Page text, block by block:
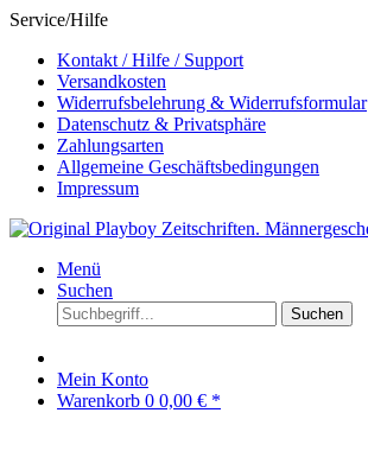
Service/Hilfe
Kontakt / Hilfe / Support
Versandkosten
Widerrufsbelehrung & Widerrufsformular
Datenschutz & Privatsphäre
Zahlungsarten
Allgemeine Geschäftsbedingungen
Impressum
Menü
Suchen
Suchen
Mein Konto
Warenkorb 0 0,00 € *